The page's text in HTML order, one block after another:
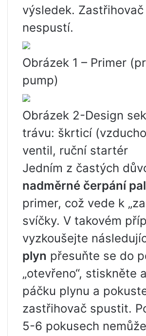
výsledek. Zastřihovač
nespustí.
Obrázek 1 – Primer
pump)
Obrázek 2-Design
trávu: škrticí
ventil, ruční startér
Jedním z častých
nadměrné čerpání
primer, což vede k
svíčky. V takovém
vyzkoušejte
plyn přesuňte se do
„otevřeno“, stiskněte
páčku plynu a
zastřihovač spustit.
5-6 pokusech